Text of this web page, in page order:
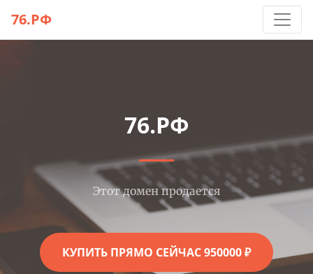
76.РФ
76.РФ
Этот домен продается
КУПИТЬ ПРЯМО СЕЙЧАС 950000 ₽